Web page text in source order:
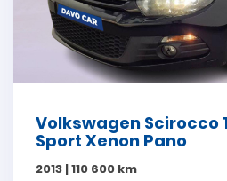
Volkswagen Scirocco
Sport Xenon Pano
2013 | 110 600 km